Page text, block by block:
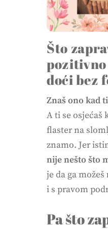
Što
pozitivno
doći bez
Znaš ono kad
A ti se osjećaš
flaster na
znamo. Jer
nije nešto što
je da ga možeš
i s pravom
Pa što